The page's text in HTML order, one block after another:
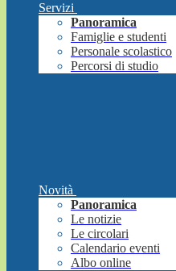
Servizi
Panoramica
Famiglie e studenti
Personale scolastico
Percorsi di studio
Novità
Panoramica
Le notizie
Le circolari
Calendario eventi
Albo online